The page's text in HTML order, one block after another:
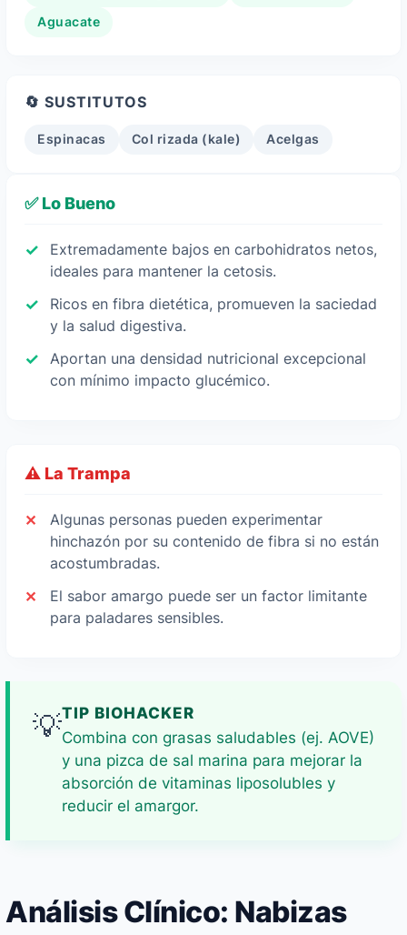
Aguacate
🔄 SUSTITUTOS
Espinacas Col rizada (kale) Acelgas
✅ Lo Bueno
Extremadamente bajos en carbohidratos netos,
ideales para mantener la cetosis.
Ricos en fibra dietética, promueven la saciedad
y la salud digestiva.
Aportan una densidad nutricional excepcional
con mínimo impacto glucémico.
⚠️ La Trampa
Algunas personas pueden experimentar
hinchazón por su contenido de fibra si no están
acostumbradas.
El sabor amargo puede ser un factor limitante
para paladares sensibles.
💡TIP BIOHACKER
Combina con grasas saludables (ej. AOVE)
y una pizca de sal marina para mejorar la
absorción de vitaminas liposolubles y
reducir el amargor.
Análisis Clínico: Nabizas